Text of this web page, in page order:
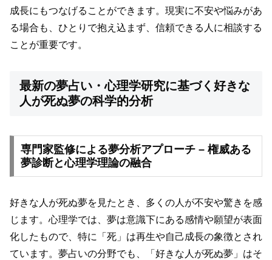
成長にもつなげることができます。現実に不安や悩みがあ
る場合も、ひとりで抱え込まず、信頼できる人に相談する
ことが重要です。
最新の夢占い・心理学研究に基づく好きな
人が死ぬ夢の科学的分析
専門家監修による夢分析アプローチ – 権威ある
夢診断と心理学理論の融合
好きな人が死ぬ夢を見たとき、多くの人が不安や驚きを感
じます。心理学では、夢は意識下にある感情や願望が表面
化したもので、特に「死」は再生や自己成長の象徴とされ
ています。夢占いの分野でも、「好きな人が死ぬ夢」はそ